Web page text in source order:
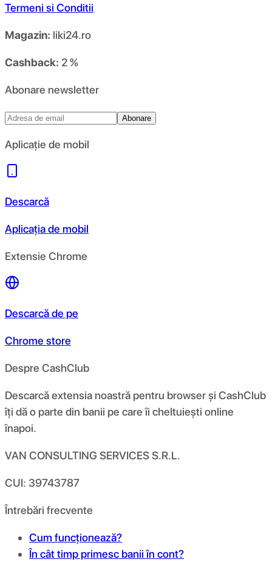
Termeni si Conditii
Magazin: liki24.ro
Cashback: 2 %
Abonare newsletter
Abonare
Aplicație de mobil
Descarcă
Aplicația de mobil
Extensie Chrome
Descarcă de pe
Chrome store
Despre CashClub
Descarcă extensia noastră pentru browser și CashClub
îți dă o parte din banii pe care îi cheltuiești online
înapoi.
VAN CONSULTING SERVICES S.R.L.
CUI: 39743787
Întrebări frecvente
Cum funcționează?
În cât timp primesc banii în cont?